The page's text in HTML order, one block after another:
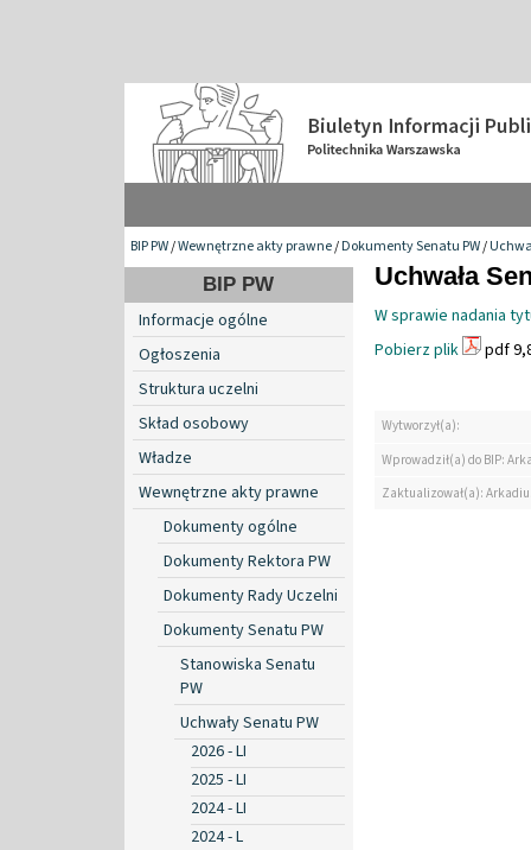
BIP PW/Wewnętrzne akty prawne/Dokumenty Senatu PW/
BIP PW
Informacje ogólne
Ogłoszenia
Struktura uczelni
Skład osobowy
Władze
Wewnętrzne akty prawne
Dokumenty ogólne
Dokumenty Rektora PW
Dokumenty Rady Uczelni
Dokumenty Senatu PW
Stanowiska Senatu
PW
Uchwały Senatu PW
2026 - LI
2025 - LI
2024 - LI
2024 - L
Uchwała
W sprawie nadania
Pobierz plik
pdf
Wytworzył(a):
Wprowadził(a) do BIP:
Zaktualizował(a):